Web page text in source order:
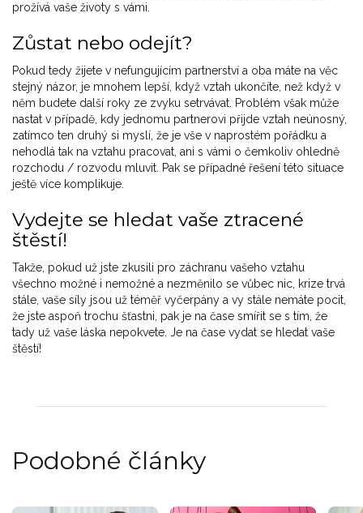
prožívá vaše životy s vámi.
Zůstat nebo odejít?
Pokud tedy žijete v nefungujícím partnerství a oba máte na věc
stejný názor, je mnohem lepší, když vztah ukončíte, než když v
něm budete další roky ze zvyku setrvávat. Problém však může
nastat v případě, kdy jednomu partnerovi přijde vztah neúnosný,
zatímco ten druhý si myslí, že je vše v naprostém pořádku a
nehodlá tak na vztahu pracovat, ani s vámi o čemkoliv ohledně
rozchodu / rozvodu mluvit. Pak se případné řešení této situace
ještě více komplikuje.
Vydejte se hledat vaše ztracené
štěstí!
Takže, pokud už jste zkusili pro záchranu vašeho vztahu
všechno možné i nemožné a nezměnilo se vůbec nic, krize trvá
stále, vaše síly jsou už téměř vyčerpány a vy stále nemáte pocit,
že jste aspoň trochu šťastni, pak je na čase smířit se s tím, že
tady už vaše láska nepokvete. Je na čase vydat se hledat vaše
štěstí!
Podobné články